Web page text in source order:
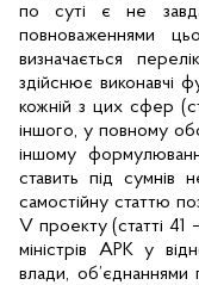
по суті є не
повноваженнями
визначається
здійснює виконавчі
кожній з цих сфер
іншого, у повному
іншому
ставить під сумнів
самостійну статтю
V проекту (статті
міністрів АРК у
влади, об’єднаннями